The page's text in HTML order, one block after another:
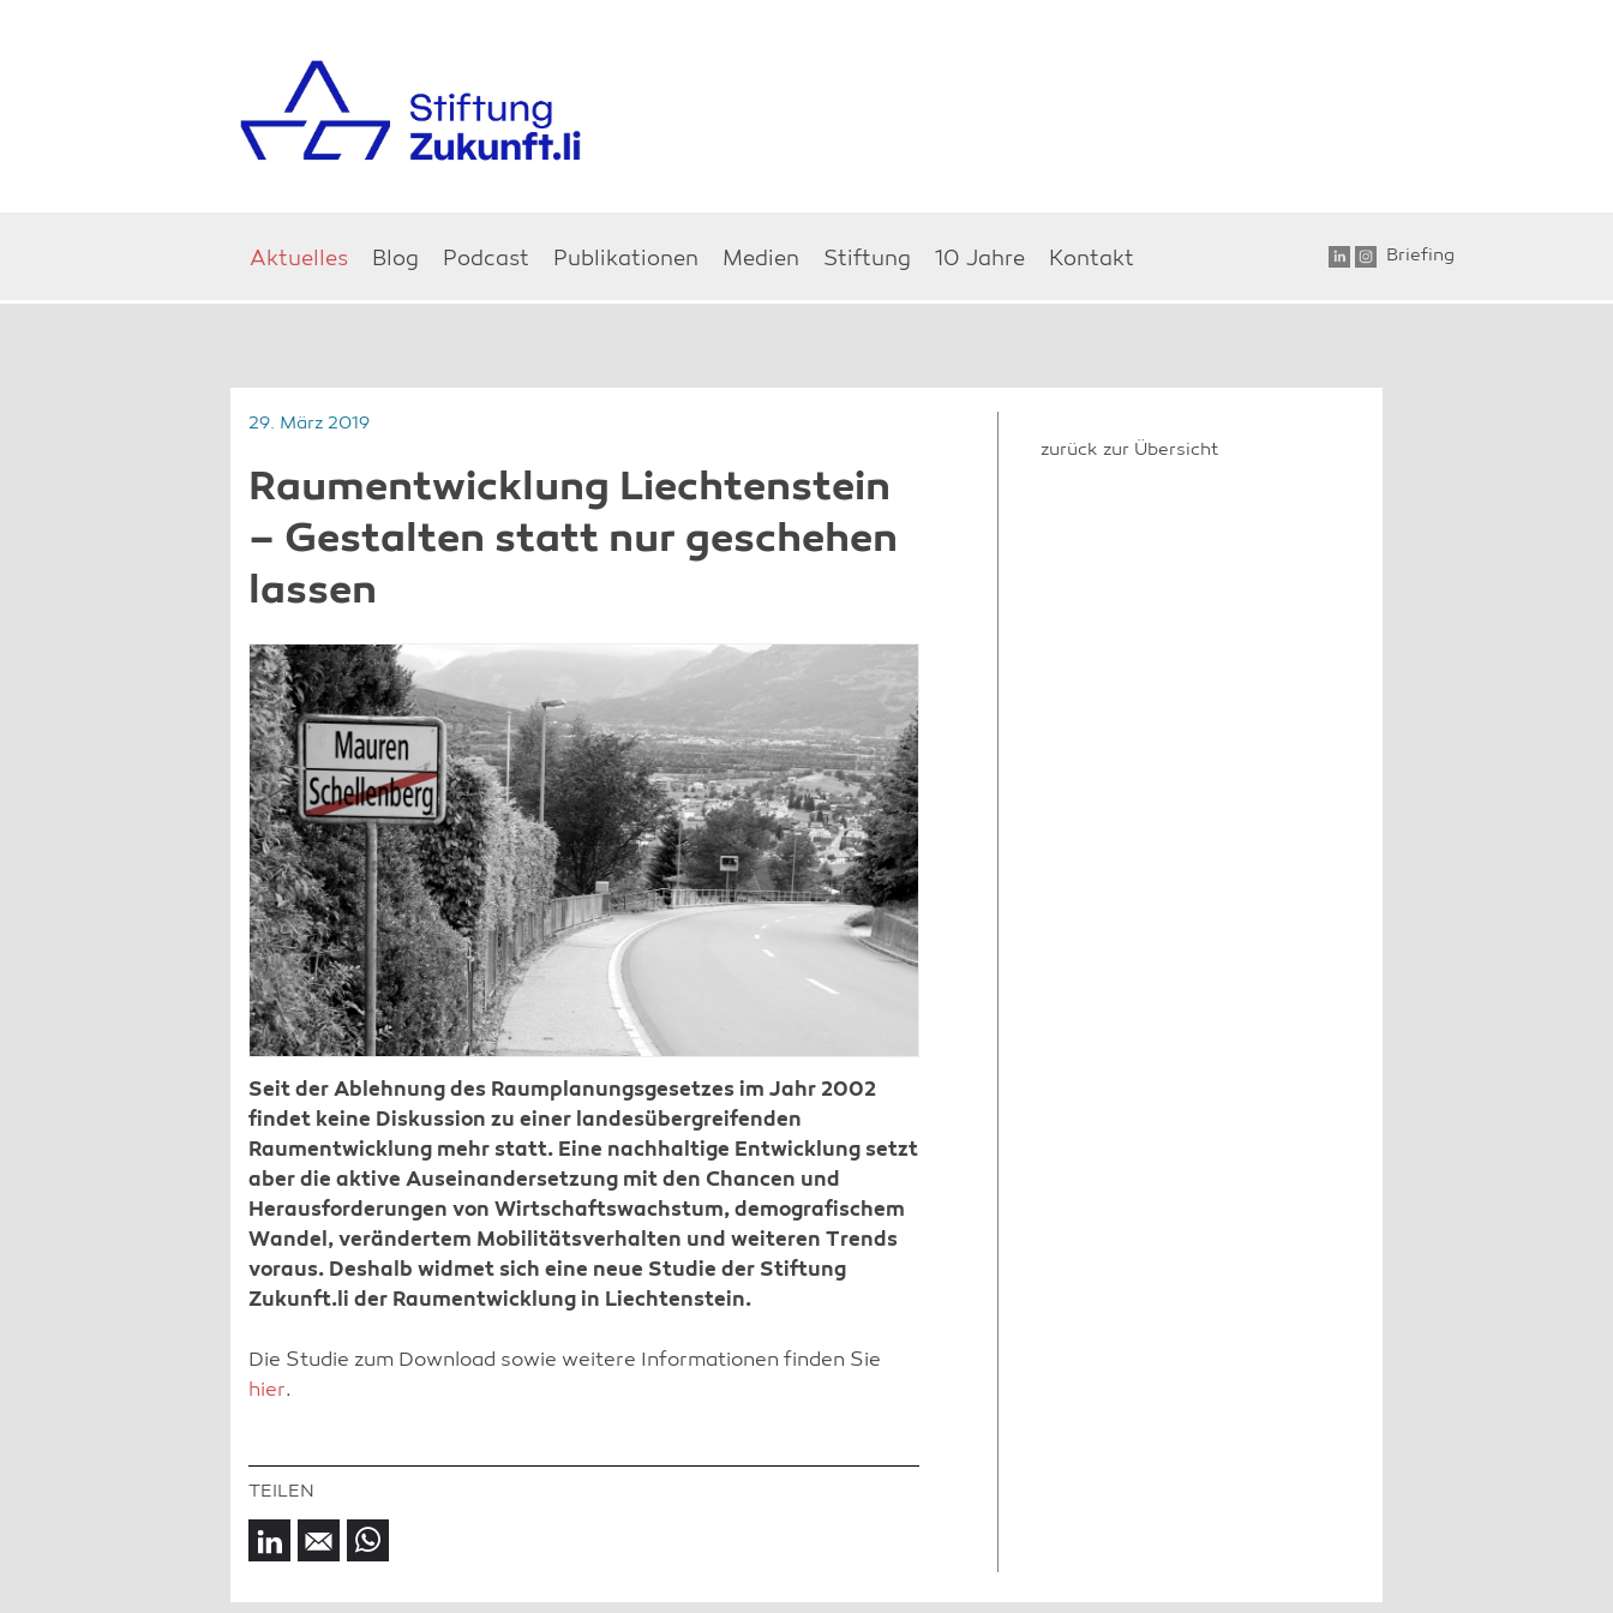
Aktuelles Blog Podcast Publikationen Medien Stiftung 10 Jahre Kontakt Briefing
29. März 2019
Raumentwicklung Liechtenstein
– Gestalten statt nur geschehen
lassen
Seit der Ablehnung des Raumplanungsgesetzes im Jahr 2002
findet keine Diskussion zu einer landesübergreifenden
Raumentwicklung mehr statt. Eine nachhaltige Entwicklung setzt
aber die aktive Auseinandersetzung mit den Chancen und
Herausforderungen von Wirtschaftswachstum, demografischem
Wandel, verändertem Mobilitätsverhalten und weiteren Trends
voraus. Deshalb widmet sich eine neue Studie der Stiftung
Zukunft.li der Raumentwicklung in Liechtenstein.
Die Studie zum Download sowie weitere Informationen finden Sie
hier.
zurück zur Übersicht